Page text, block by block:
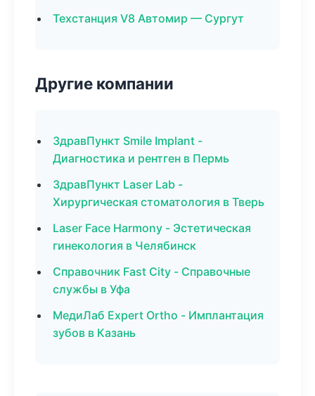
Техстанция V8 Автомир — Сургут
Другие компании
ЗдравПункт Smile Implant -
Диагностика и рентген в Пермь
ЗдравПункт Laser Lab -
Хирургическая стоматология в Тверь
Laser Face Harmony - Эстетическая
гинекология в Челябинск
Справочник Fast City - Справочные
службы в Уфа
МедиЛаб Expert Ortho - Имплантация
зубов в Казань